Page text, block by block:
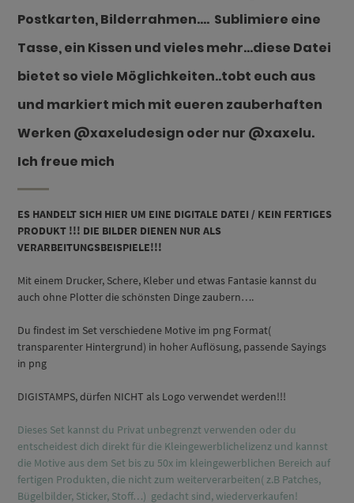
Postkarten, Bilderrahmen…. Sublimiere eine
Tasse, ein Kissen und vieles mehr…diese Datei
bietet so viele Möglichkeiten..tobt euch aus
und markiert mich mit eueren zauberhaften
Werken @xaxeludesign oder nur @xaxelu.
Ich freue mich
ES HANDELT SICH HIER UM EINE DIGITALE DATEI / KEIN FERTIGES
PRODUKT !!! DIE BILDER DIENEN NUR ALS
VERARBEITUNGSBEISPIELE!!!
Mit einem Drucker, Schere, Kleber und etwas Fantasie kannst du
auch ohne Plotter die schönsten Dinge zaubern….
Du findest im Set verschiedene Motive im png Format(
transparenter Hintergrund) in hoher Auflösung, passende Sayings
in png
DIGISTAMPS, dürfen NICHT als Logo verwendet werden!!!
Dieses Set kannst du Privat unbegrenzt verwenden oder du
entscheidest dich direkt für die Kleingewerblichelizenz und kannst
die Motive aus dem Set bis zu 50x im kleingewerblichen Bereich auf
fertigen Produkten, die nicht zum weiterverarbeiten( z.B Patches,
Bügelbilder, Sticker, Stoff…) gedacht sind, wiederverkaufen!